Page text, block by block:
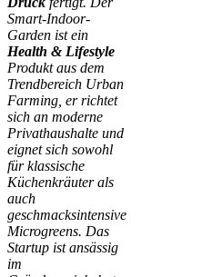
Smart-Indoor-
Garden ist ein
Health & Lifestyle
Produkt aus dem
Trendbereich Urban
Farming, er richtet
sich an moderne
Privathaushalte und
eignet sich sowohl
für klassische
Küchenkräuter als
auch
geschmacksintensive
Microgreens. Das
Startup ist ansässig
im